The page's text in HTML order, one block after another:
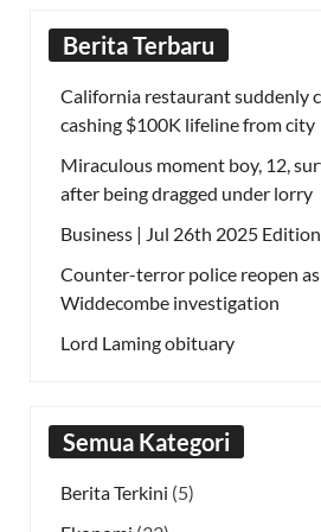
Berita Terbaru
California restaurant suddenly
cashing $100K lifeline from city
Miraculous moment boy, 12,
after being dragged under lorry
Business | Jul 26th 2025 Edition
Counter-terror police reopen
Widdecombe investigation
Lord Laming obituary
Semua Kategori
Berita Terkini (5)